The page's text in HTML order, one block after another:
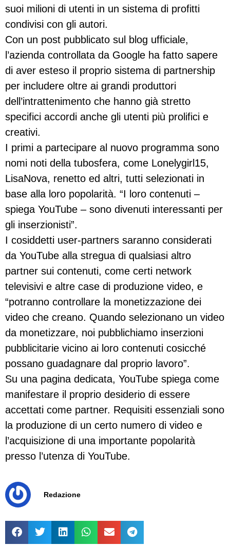
suoi milioni di utenti in un sistema di profitti
condivisi con gli autori.
Con un post pubblicato sul blog ufficiale,
l’azienda controllata da Google ha fatto sapere
di aver esteso il proprio sistema di partnership
per includere oltre ai grandi produttori
dell’intrattenimento che hanno già stretto
specifici accordi anche gli utenti più prolifici e
creativi.
I primi a partecipare al nuovo programma sono
nomi noti della tubosfera, come Lonelygirl15,
LisaNova, renetto ed altri, tutti selezionati in
base alla loro popolarità. “I loro contenuti –
spiega YouTube – sono divenuti interessanti per
gli inserzionisti”.
I cosiddetti user-partners saranno considerati
da YouTube alla stregua di qualsiasi altro
partner sui contenuti, come certi network
televisivi e altre case di produzione video, e
“potranno controllare la monetizzazione dei
video che creano. Quando selezionano un video
da monetizzare, noi pubblichiamo inserzioni
pubblicitarie vicino ai loro contenuti cosicché
possano guadagnare dal proprio lavoro”.
Su una pagina dedicata, YouTube spiega come
manifestare il proprio desiderio di essere
accettati come partner. Requisiti essenziali sono
la produzione di un certo numero di video e
l’acquisizione di una importante popolarità
presso l’utenza di YouTube.
Redazione